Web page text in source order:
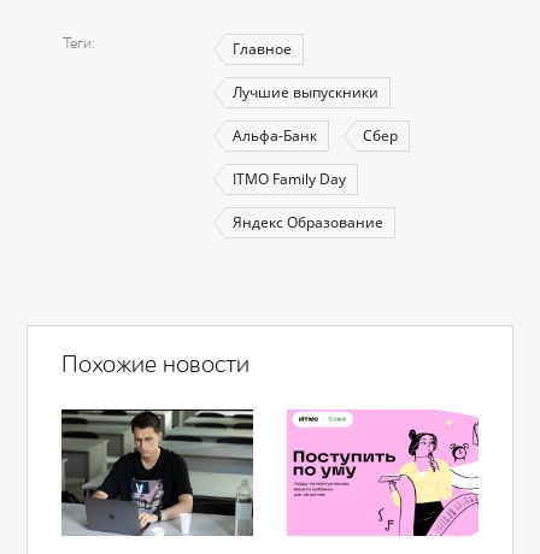
Теги Главное
Лучшие выпускники
Альфа-Банк Сбер
ITMO Family Day
Яндекс Образование
Похожие новости